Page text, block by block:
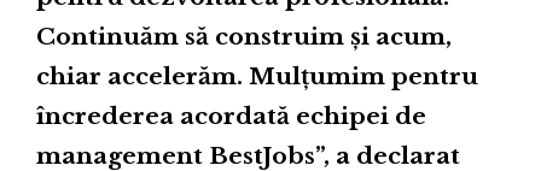
Continuăm să construim și acum,
chiar accelerăm. Mulțumim pentru
încrederea acordată echipei de
management BestJobs”, a declarat